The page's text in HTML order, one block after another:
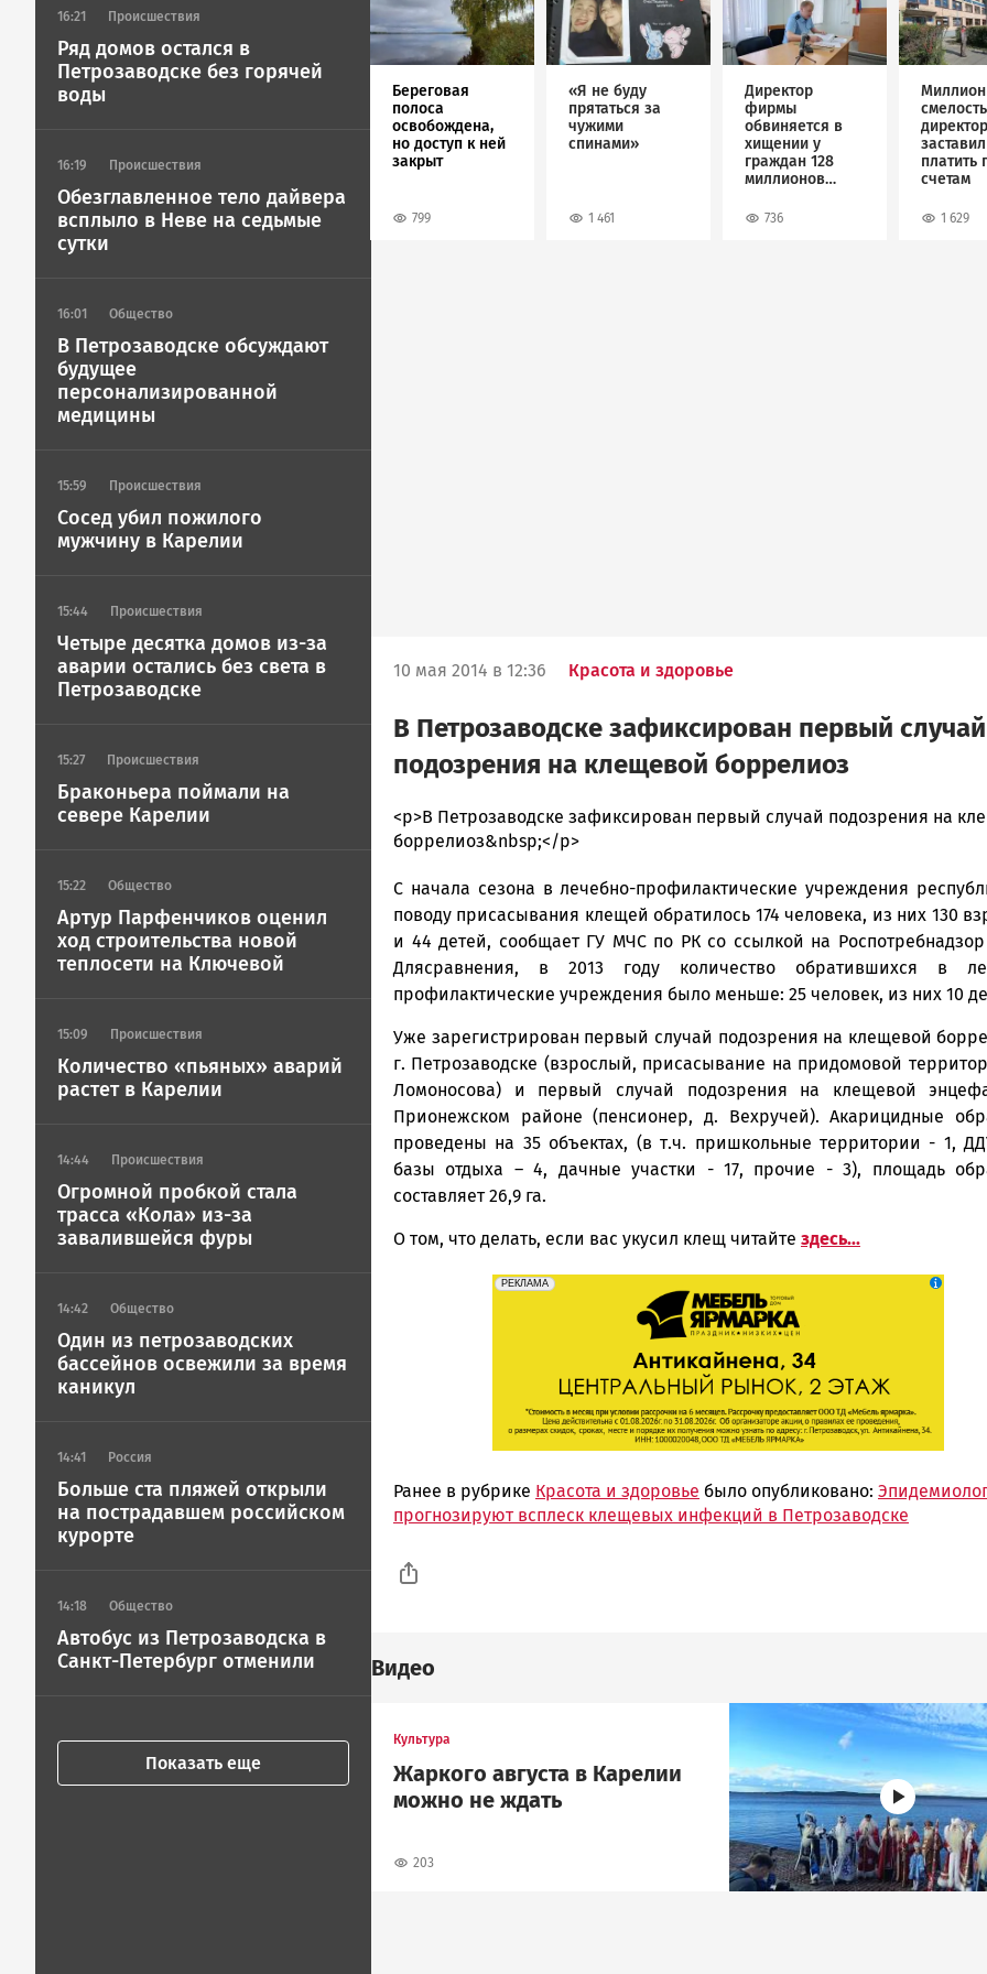
16:21 Происшествия
Ряд домов остался в
Петрозаводске без горячей
воды
16:19 Происшествия
Обезглавленное тело дайвера
всплыло в Неве на седьмые
сутки
16:01 Общество
В Петрозаводске обсуждают
будущее
персонализированной
медицины
15:59 Происшествия
Сосед убил пожилого
мужчину в Карелии
15:44 Происшествия
Четыре десятка домов из-за
аварии остались без света в
Петрозаводске
15:27 Происшествия
Браконьера поймали на
севере Карелии
15:22 Общество
Артур Парфенчиков оценил
ход строительства новой
теплосети на Ключевой
15:09 Происшествия
Количество «пьяных» аварий
растет в Карелии
14:44 Происшествия
Огромной пробкой стала
трасса «Кола» из-за
завалившейся фуры
14:42 Общество
Один из петрозаводских
бассейнов освежили за время
каникул
14:41 Россия
Больше ста пляжей открыли
на пострадавшем российском
курорте
14:18 Общество
Автобус из Петрозаводска в
Санкт-Петербург отменили
Показать еще
Береговая
полоса
освобождена,
но доступ к ней
закрыт
799
«Я не буду
прятаться за
чужими
спинами»
1 461
Директор
фирмы
обвиняется в
хищении у
граждан 128
миллионов
736
платить
счетам
1 629
10 мая 2014 в 12:36 Красота и здоровье
В Петрозаводске зафиксирован первый случай
подозрения на клещевой боррелиоз
admintimur
Новости
и
Карелии
|
Петрозаводск
ГОВОРИТ
<p>В Петрозаводске зафиксирован первый случай подозрения на
боррелиоз&nbsp;</p>
С начала сезона в лечебно-профилактические учреждения
поводу присасывания клещей обратилось 174 человека, из них 130
и 44 детей, сообщает ГУ МЧС по РК со ссылкой на
Длясравнения, в 2013 году количество обратившихся в
профилактические учреждения было меньше: 25 человек, из них 10
Уже зарегистрирован первый случай подозрения на клещевой
г. Петрозаводске (взрослый, присасывание на придомовой
Ломоносова) и первый случай подозрения на клещевой
Прионежском районе (пенсионер, д. Вехручей). Акарицидные
проведены на 35 объектах, (в т.ч. пришкольные территории - 1,
базы отдыха – 4, дачные участки - 17, прочие - 3), площадь
составляет 26,9 га.
О том, что делать, если вас укусил клещ читайте здесь...
erid: 2SDnjeFymr3
РЕКЛАМА
Реклама
Ранее в рубрике Красота и здоровье было опубликовано:
прогнозируют всплеск клещевых инфекций в Петрозаводске
Видео
Культура
Жаркого августа в Карелии
можно не ждать
203